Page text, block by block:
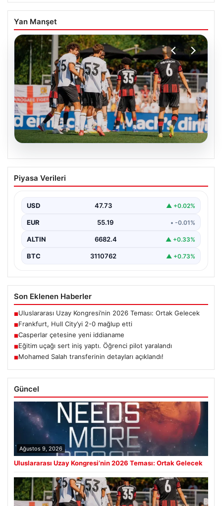
Yan Manşet
08.08.2026
Frankfurt, Hull City’yi 2-0 mağlup etti
Almanya'nın köklü futbol kulüplerinden Eintracht
Piyasa Verileri
USD 47.73 ▲ +0.02%
EUR 55.19 • -0.01%
ALTIN 6682.4 ▲ +0.33%
BTC 3110762 ▲ +0.73%
Son Eklenen Haberler
■Uluslararası Uzay Kongresi’nin 2026 Teması: Ortak Gelecek
■Frankfurt, Hull City’yi 2-0 mağlup etti
■Casperlar çetesine yeni iddianame
■Eğitim uçağı sert iniş yaptı. Öğrenci pilot yaralandı
■Mohamed Salah transferinin detayları açıklandı!
Güncel
Ağustos 9, 2026
Uluslararası Uzay Kongresi’nin 2026 Teması: Ortak Gelecek